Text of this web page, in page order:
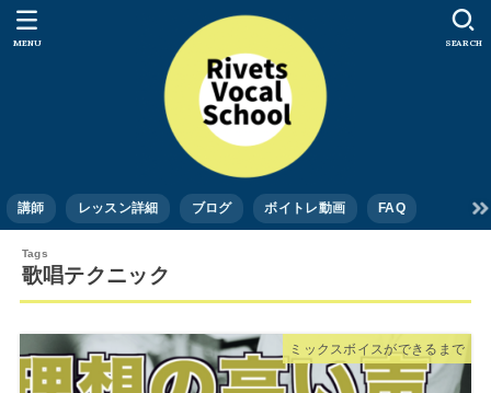
講師 レッスン詳細 ブログ ボイトレ動画 FAQ
SEARCH
MENU
歌唱テクニック
ミックスボイスができるまで